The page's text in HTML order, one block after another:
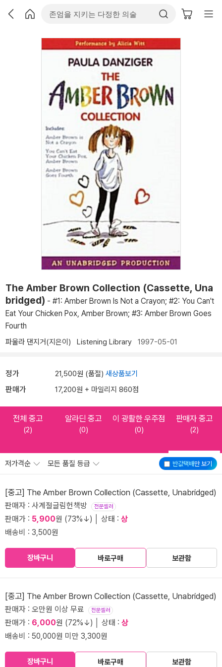
The Amber Brown Collection (Cassette, Una
bridged) - #1: Amber Brown Is Not a Crayon; #2: You Can't
Eat Your Chicken Pox, Amber Brown; #3: Amber Brown Goes
Fourth
파울라 댄지거(지은이) Listening Library 1997-05-01
정가 21,500원 (품절) 새상품보기
판매가 17,200원 + 마일리지 860점
전체 중고
(2)
알라딘 중고
(0)
이 광활한 우주점
(0)
판매자 중고
(2)
반값택배만 보기
저가격순 모든 품질 등급
[중고] The Amber Brown Collection (Cassette, Unabridged)
판매자 : 사계절글림헌책방 전문셀러
판매가 : 5,900원 (73%↓) │ 상태 : 상
배송비 : 3,500원
장바구니 바로구매 보관함
[중고] The Amber Brown Collection (Cassette, Unabridged)
판매자 : 오만원 이상 무료 전문셀러
판매가 : 6,000원 (72%↓) │ 상태 : 상
배송비 : 50,000원 미만 3,300원
장바구니 바로구매 보관함